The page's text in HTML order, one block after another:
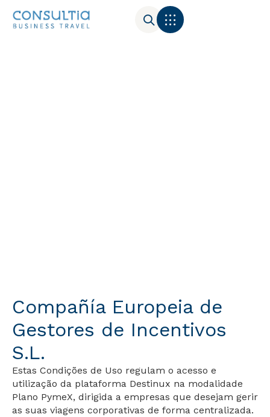
Compañía Europeia de
Gestores de Incentivos
S.L.
Estas Condições de Uso regulam o acesso e
utilização da plataforma Destinux na modalidade
Plano PymeX, dirigida a empresas que desejam gerir
as suas viagens corporativas de forma centralizada.